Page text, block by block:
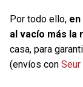
Por todo ello, en
al vacío más
casa, para
(envíos con